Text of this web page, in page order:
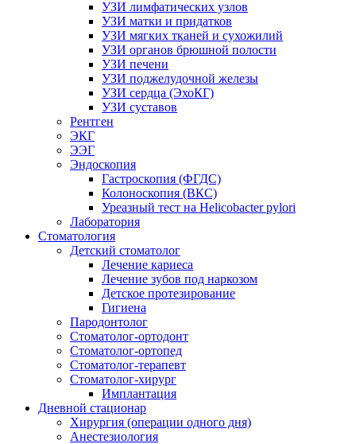
УЗИ лимфатических узлов
УЗИ матки и придатков
УЗИ мягких тканей и сухожилий
УЗИ органов брюшной полости
УЗИ печени
УЗИ поджелудочной железы
УЗИ сердца (ЭхоКГ)
УЗИ суставов
Рентген
ЭКГ
ЭЭГ
Эндоскопия
Гастроскопия (ФГДС)
Колоноскопия (ВКС)
Уреазный тест на Helicobacter pylori
Лаборатория
Стоматология
Детский стоматолог
Лечение кариеса
Лечение зубов под наркозом
Детское протезирование
Гигиена
Пародонтолог
Стоматолог-ортодонт
Стоматолог-ортопед
Стоматолог-терапевт
Стоматолог-хирург
Имплантация
Дневной стационар
Хирургия (операции одного дня)
Анестезиология